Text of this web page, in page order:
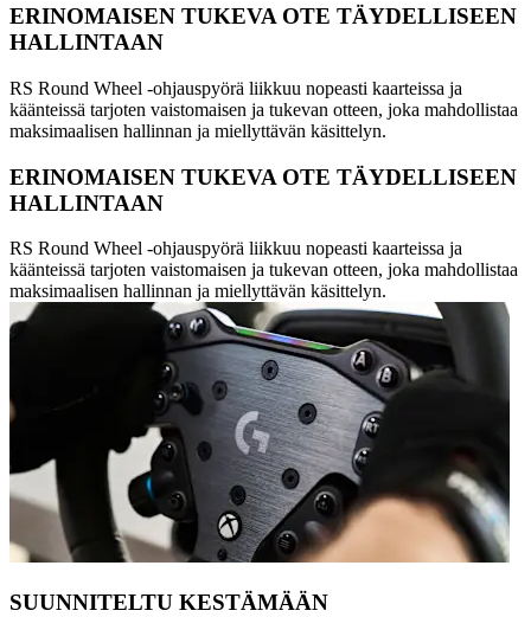
ERINOMAISEN TUKEVA OTE TÄYDELLISEEN
HALLINTAAN
RS Round Wheel -ohjauspyörä liikkuu nopeasti kaarteissa ja
käänteissä tarjoten vaistomaisen ja tukevan otteen, joka mahdollistaa
maksimaalisen hallinnan ja miellyttävän käsittelyn.
ERINOMAISEN TUKEVA OTE TÄYDELLISEEN
HALLINTAAN
RS Round Wheel -ohjauspyörä liikkuu nopeasti kaarteissa ja
käänteissä tarjoten vaistomaisen ja tukevan otteen, joka mahdollistaa
maksimaalisen hallinnan ja miellyttävän käsittelyn.
SUUNNITELTU KESTÄMÄÄN